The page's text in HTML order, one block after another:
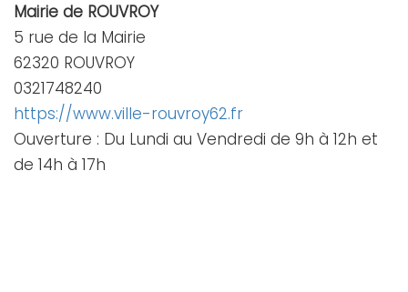
Mairie de ROUVROY
5 rue de la Mairie
62320 ROUVROY
0321748240
https://www.ville-rouvroy62.fr
Ouverture : Du Lundi au Vendredi de 9h à 12h et
de 14h à 17h